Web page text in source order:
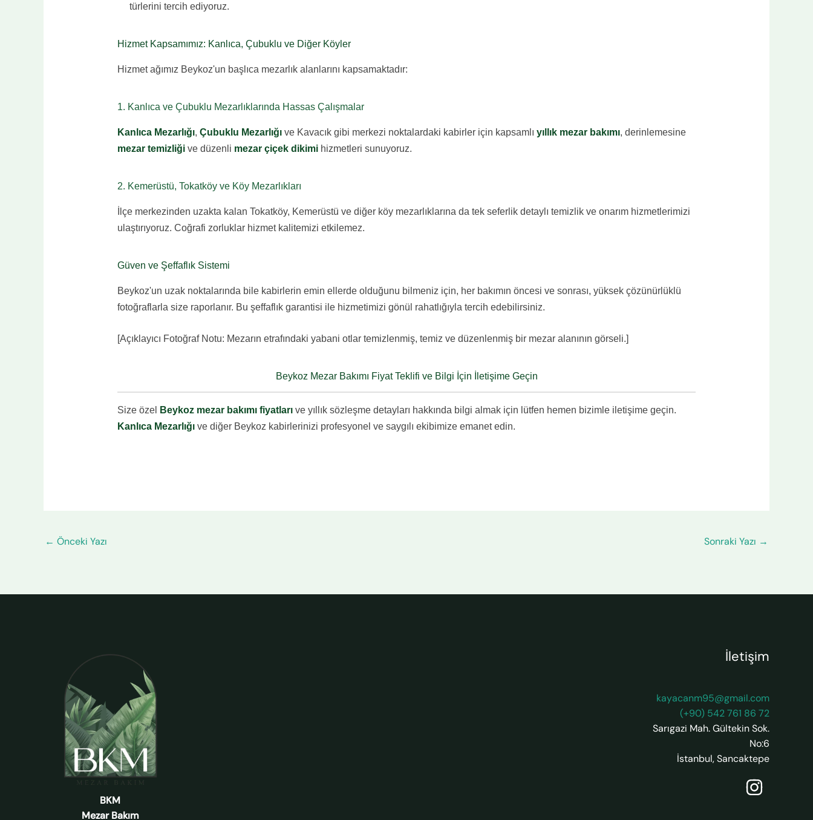
türlerini tercih ediyoruz.
Hizmet Kapsamımız: Kanlıca, Çubuklu ve Diğer Köyler
Hizmet ağımız Beykoz'un başlıca mezarlık alanlarını kapsamaktadır:
1. Kanlıca ve Çubuklu Mezarlıklarında Hassas Çalışmalar
Kanlıca Mezarlığı, Çubuklu Mezarlığıve Kavacık gibi merkezi noktalardaki kabirler için kapsamlı yıllık mezar bakımı, derinlemesine
mezar temizliğive düzenli mezar çiçek dikimihizmetleri sunuyoruz.
2. Kemerüstü, Tokatköy ve Köy Mezarlıkları
İlçe merkezinden uzakta kalan Tokatköy, Kemerüstü ve diğer köy mezarlıklarına da tek seferlik detaylı temizlik ve onarım hizmetlerimizi
ulaştırıyoruz. Coğrafi zorluklar hizmet kalitemizi etkilemez.
Güven ve Şeffaflık Sistemi
Beykoz'un uzak noktalarında bile kabirlerin emin ellerde olduğunu bilmeniz için, her bakımın öncesi ve sonrası, yüksek çözünürlüklü
fotoğraflarla size raporlanır. Bu şeffaflık garantisi ile hizmetimizi gönül rahatlığıyla tercih edebilirsiniz.
[Açıklayıcı Fotoğraf Notu: Mezarın etrafındaki yabani otlar temizlenmiş, temiz ve düzenlenmiş bir mezar alanının görseli.]
Beykoz Mezar Bakımı Fiyat Teklifi ve Bilgi İçin İletişime Geçin
Size özel Beykoz mezar bakımı fiyatlarıve yıllık sözleşme detayları hakkında bilgi almak için lütfen hemen bizimle iletişime geçin.
Kanlıca Mezarlığıve diğer Beykoz kabirlerinizi profesyonel ve saygılı ekibimize emanet edin.
← Önceki Yazı Sonraki Yazı →
BKM
Mezar Bakım
İletişim
kayacanm95@gmail.com
(+90) 542 761 86 72
Sarıgazi Mah. Gültekin Sok.
No:6
İstanbul,Sancaktepe